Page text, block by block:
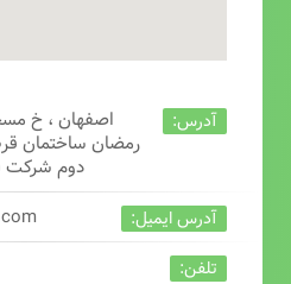
آدرس:
اصفهان ، خ
رمضان ساختمان
دوم شرکت
آدرس ایمیل:
تلفن: